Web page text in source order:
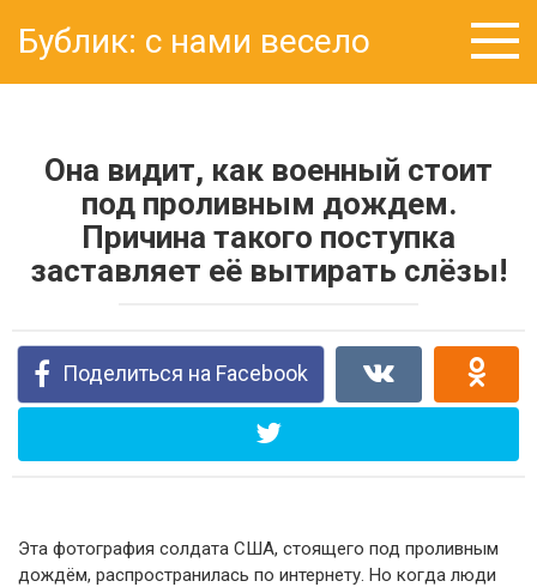
контенту
Бублик: с нами весело
Она видит, как военный стоит
под проливным дождем.
Причина такого поступка
заставляет её вытирать слёзы!
Поделиться на Facebook
Эта фотография солдата США, стоящего под проливным
дождём, распространилась по интернету. Но когда люди